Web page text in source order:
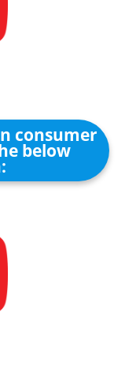
consumer
below